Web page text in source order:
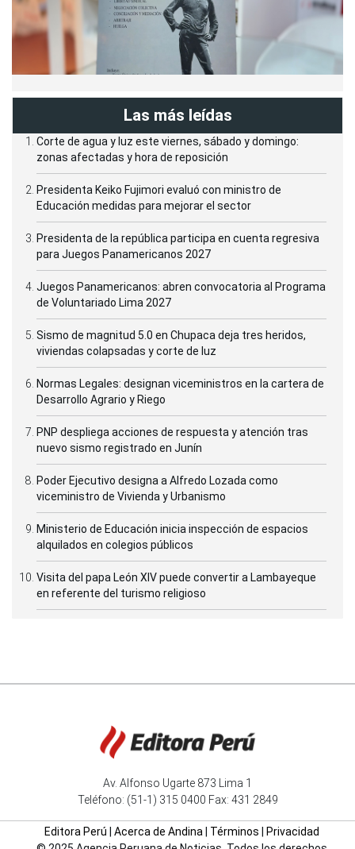
Las más leídas
Corte de agua y luz este viernes, sábado y domingo:
zonas afectadas y hora de reposición
Presidenta Keiko Fujimori evaluó con ministro de
Educación medidas para mejorar el sector
Presidenta de la república participa en cuenta regresiva
para Juegos Panamericanos 2027
Juegos Panamericanos: abren convocatoria al Programa
de Voluntariado Lima 2027
Sismo de magnitud 5.0 en Chupaca deja tres heridos,
viviendas colapsadas y corte de luz
Normas Legales: designan viceministros en la cartera de
Desarrollo Agrario y Riego
PNP despliega acciones de respuesta y atención tras
nuevo sismo registrado en Junín
Poder Ejecutivo designa a Alfredo Lozada como
viceministro de Vivienda y Urbanismo
Ministerio de Educación inicia inspección de espacios
alquilados en colegios públicos
Visita del papa León XIV puede convertir a Lambayeque
en referente del turismo religioso
Av. Alfonso Ugarte 873 Lima 1
Teléfono: (51-1) 315 0400 Fax: 431 2849
Editora Perú Acerca de Andina Términos
Privacidad